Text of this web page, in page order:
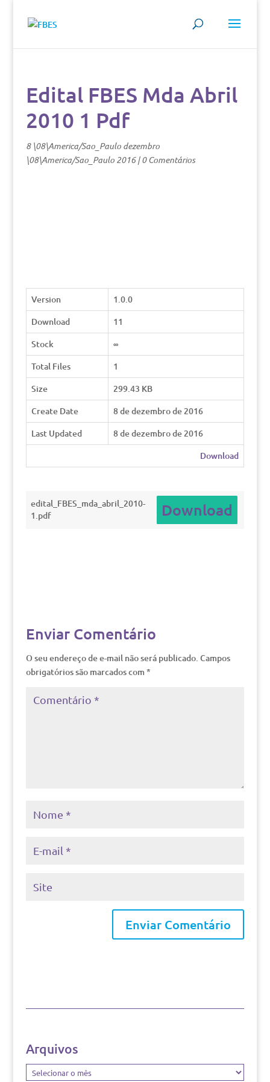
Edital FBES Mda Abril
2010 1 Pdf
8 \08\America/Sao_Paulo dezembro
\08\America/Sao_Paulo 2016|0 Comentários
Version
1.0.0
Download
11
Stock
∞
Total Files
1
Size
299.43 KB
Create Date
8 de dezembro de 2016
Last Updated
8 de dezembro de 2016
Download
edital_FBES_mda_abril_2010-
1.pdf
Download
Enviar Comentário
O seu endereço de e-mail não será publicado. Campos
obrigatórios são marcados com *
Arquivos
Arquivos